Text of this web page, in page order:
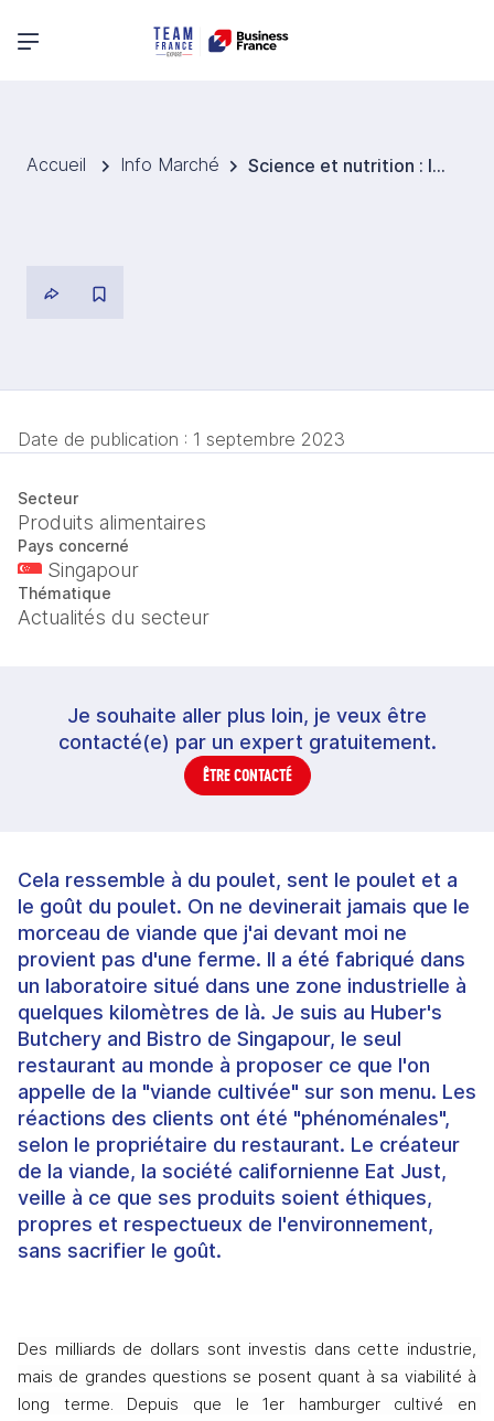
Menu principal
Accueil Info Marché Science et nutrition : le seul endroit au monde où l'on peut manger de la viande cultivée en laboratoire
Date de publication : 1 septembre 2023
Secteur
Produits alimentaires
Pays concerné
Singapour
Thématique
Actualités du secteur
Je souhaite aller plus loin, je veux être
contacté(e) par un expert gratuitement.
ÊTRE CONTACTÉ
Cela ressemble à du poulet, sent le poulet et a
le goût du poulet. On ne devinerait jamais que le
morceau de viande que j'ai devant moi ne
provient pas d'une ferme. Il a été fabriqué dans
un laboratoire situé dans une zone industrielle à
quelques kilomètres de là. Je suis au Huber's
Butchery and Bistro de Singapour, le seul
restaurant au monde à proposer ce que l'on
appelle de la "viande cultivée" sur son menu. Les
réactions des clients ont été "phénoménales",
selon le propriétaire du restaurant. Le créateur
de la viande, la société californienne Eat Just,
veille à ce que ses produits soient éthiques,
propres et respectueux de l'environnement,
sans sacrifier le goût.
Des milliards de dollars sont investis dans cette industrie,
mais de grandes questions se posent quant à sa viabilité à
long terme. Depuis que le 1er hamburger cultivé en